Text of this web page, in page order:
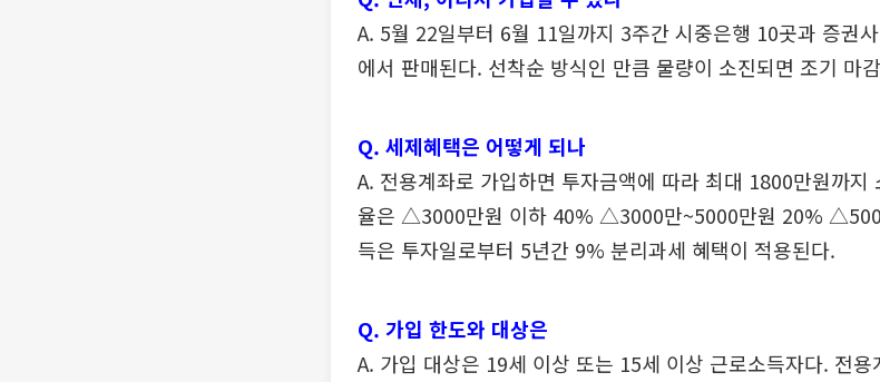
A. 5월 22일부터 6월 11일까지 3주간 시중은행 10곳과 증권
에서 판매된다. 선착순 방식인 만큼 물량이 소진되면 조기 마
Q. 세제혜택은 어떻게 되나
A. 전용계좌로 가입하면 투자금액에 따라 최대 1800만원까지
율은 △3000만원 이하 40% △3000만~5000만원 20%
득은 투자일로부터 5년간 9% 분리과세 혜택이 적용된다.
Q. 가입 한도와 대상은
A. 가입 대상은 19세 이상 또는 15세 이상 근로소득자다. 전